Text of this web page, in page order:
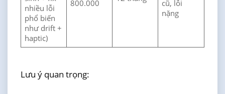
nhiều lỗi
phổ biến
như drift +
haptic)
800.000
cũ, lỗi
nặng
Lưu ý quan trọng: